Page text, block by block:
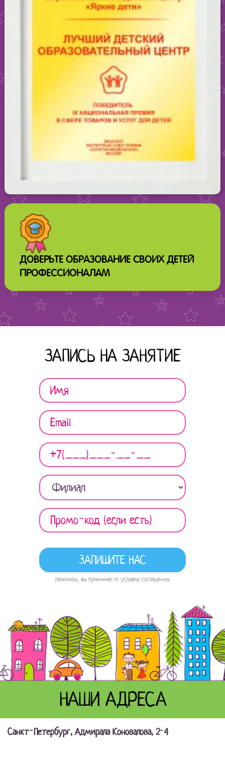
ДОВЕРЬТЕ ОБРАЗОВАНИЕ СВОИХ ДЕТЕЙ
ПРОФЕССИОНАЛАМ
ЗАПИСЬ НА ЗАНЯТИЕ
Нажимая, вы принимаете условия соглашения
НАШИ АДРЕСА
Санкт-Петербург, Адмирала Коновалова, 2-4